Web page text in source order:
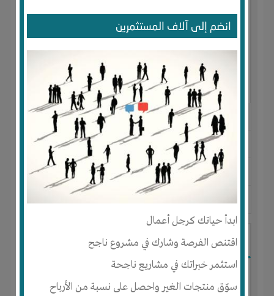
انضم إلى آلاف المستثمرين
ابدأ حياتك كرجل أعمال
اقتنص الفرصة وشارك في مشروع ناجح
استثمر خبراتك في مشاريع ناجحة
سوّق منتجات الغير واحصل على نسبة من الأرباح
النوع : إختراع في تسهيل التربية أو الزراعة
العنوان :مصر-القاهرة عين شمس
يحتاج إلي : الخبرات- تسويق
آخر نشاط :منذ 2 سنوات
مصنع وتسويق مياه معدنيه